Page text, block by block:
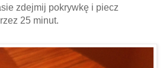
zdejmij pokrywkę i piecz
25 minut.